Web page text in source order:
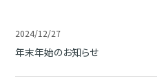
2024/12/27
年末年始のお知らせ